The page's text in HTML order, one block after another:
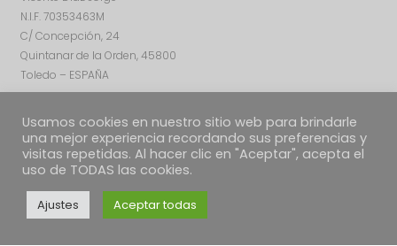
N.I.F. 70353463M
C/ Concepción, 24
Quintanar de la Orden, 45800
Toledo – ESPAÑA
Usamos cookies en nuestro sitio web para brindarle
una mejor experiencia recordando sus preferencias y
visitas repetidas. Al hacer clic en "Aceptar", acepta el
uso de TODAS las cookies.
Ajustes Aceptar todas